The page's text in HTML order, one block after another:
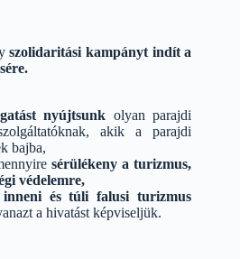
szolidaritási kampányt indít a
nyújtsunk olyan parajdi
akik a parajdi
bajba,
sérülékeny a turizmus,
védelemre,
és túli falusi turizmus
a hivatást képviseljük.